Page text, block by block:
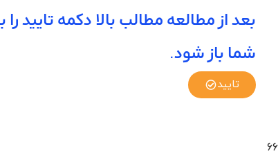
بعد از مطالعه مطالب بالا دکمه تایید را
شما باز شود.
تایید
66